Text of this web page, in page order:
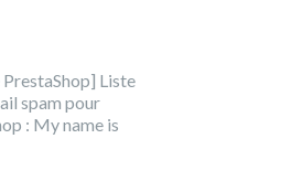
Liste
spam pour
: My name is